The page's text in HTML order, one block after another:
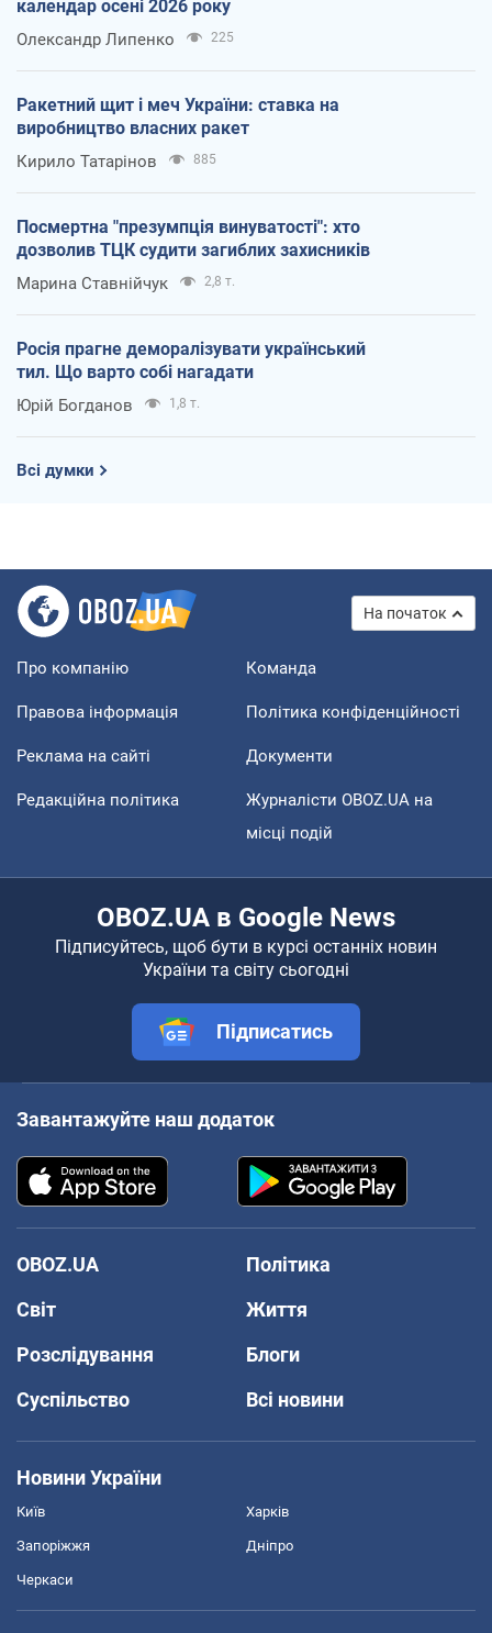
календар осені 2026 року
Олександр Липенко 225
Ракетний щит і меч України: ставка на
виробництво власних ракет
Кирило Татарінов 885
Посмертна "презумпція винуватості": хто
дозволив ТЦК судити загиблих захисників
Марина Ставнійчук 2,8 т.
Росія прагне деморалізувати український
тил. Що варто собі нагадати
Юрій Богданов 1,8 т.
Всі думки
На початок
Про компанію Команда
Правова інформація Політика конфіденційності
Реклама на сайті Документи
Редакційна політика
Журналісти OBOZ.UA на
місці подій
OBOZ.UA в Google News
Підписуйтесь, щоб бути в курсі останніх новин
України та світу сьогодні
Підписатись
Завантажуйте наш додаток
OBOZ.UA
Політика
Світ
Життя
Розслідування
Блоги
Суспільство
Всі новини
Новини України
Київ Харків
Запоріжжя Дніпро
Черкаси